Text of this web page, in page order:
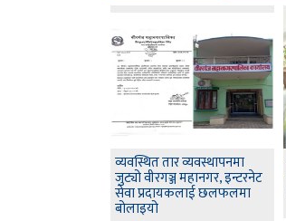
व्यवस्थित तार व्यवस्थापनमा
जुट्यो वीरगञ्ज महानगर, इन्टरनेट
सेवा प्रदायकलाई छलफलमा
बोलाइयो